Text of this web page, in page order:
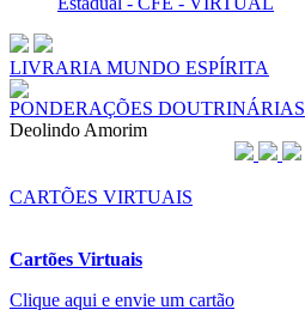
LIVRARIA MUNDO ESPÍRITA
PONDERAÇÕES DOUTRINÁRIAS
Deolindo Amorim
CARTÕES VIRTUAIS
Cartões Virtuais
Clique aqui e envie um cartão